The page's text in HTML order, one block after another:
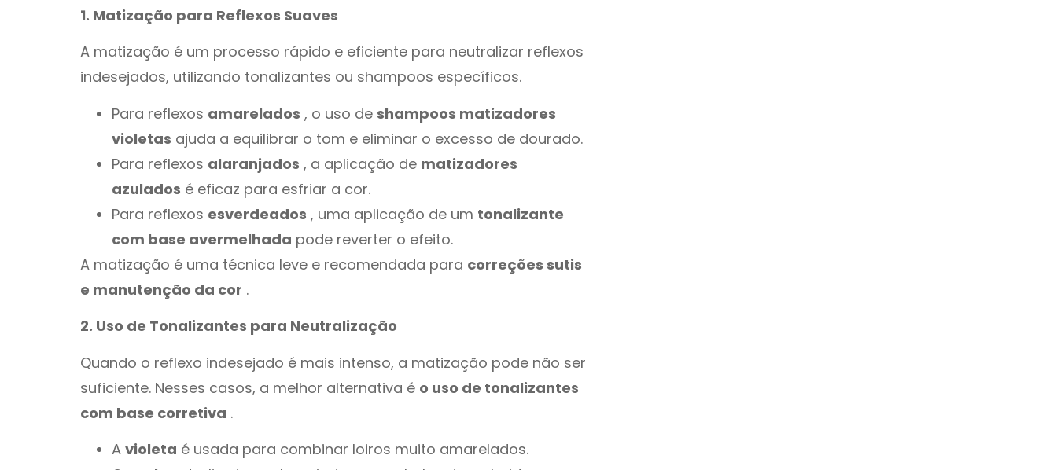
1. Matização para Reflexos Suaves
A matização é um processo rápido e eficiente para neutralizar reflexos
indesejados, utilizando tonalizantes ou shampoos específicos.
Para reflexos amarelados , o uso de shampoos matizadores
violetas ajuda a equilibrar o tom e eliminar o excesso de dourado.
Para reflexos alaranjados , a aplicação de matizadores
azulados é eficaz para esfriar a cor.
Para reflexos esverdeados , uma aplicação de um tonalizante
com base avermelhada pode reverter o efeito.
A matização é uma técnica leve e recomendada para correções sutis
e manutenção da cor .
2. Uso de Tonalizantes para Neutralização
Quando o reflexo indesejado é mais intenso, a matização pode não ser
suficiente. Nesses casos, a melhor alternativa é o uso de tonalizantes
com base corretiva .
A violeta é usada para combinar loiros muito amarelados.